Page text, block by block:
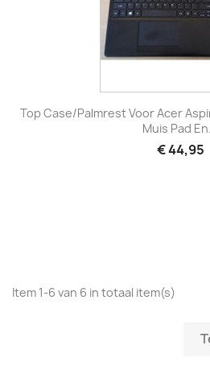
Top Case/Palmrest Voor Acer
Muis Pad
€ 44,95
Item 1-6 van 6 in totaal item(s)